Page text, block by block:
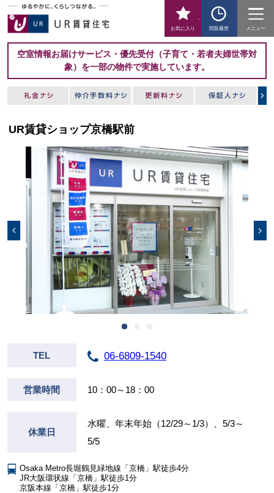
お気に入り
-
閲覧履歴
メニュー
空室情報お届けサービス・優先受付（子育て・若者夫婦世帯対
象）を一部の物件で実施しています。
UR賃貸ショップ京橋駅前
TEL 06-6809-1540
営業時間 10：00～18：00
休業日
水曜、年末年始（12/29～1/3）、5/3～
5/5
Osaka Metro長堀鶴見緑地線「京橋」駅徒歩4分
JR大阪環状線「京橋」駅徒歩1分
京阪本線「京橋」駅徒歩1分